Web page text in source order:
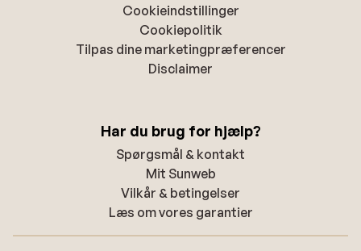
Cookieindstillinger
Cookiepolitik
Tilpas dine marketingpræferencer
Disclaimer
Har du brug for hjælp?
Spørgsmål & kontakt
Mit Sunweb
Vilkår & betingelser
Læs om vores garantier